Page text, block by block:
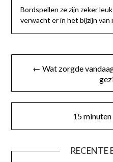
Bordspellen ze zijn zeker
verwacht er in het bijzijn van
Bericht
← Wat zorgde
15
RECENTE